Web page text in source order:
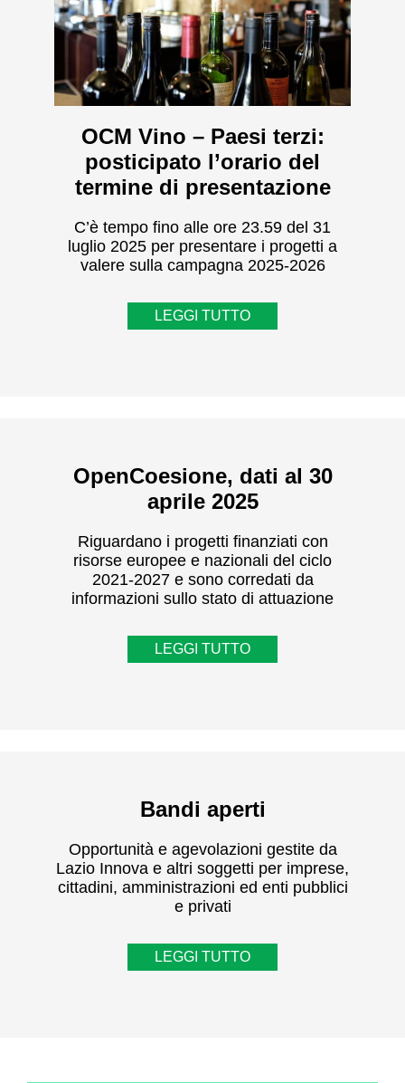
OCM Vino – Paesi terzi:
posticipato l’orario del
termine di presentazione
C’è tempo fino alle ore 23.59 del 31
luglio 2025 per presentare i progetti a
valere sulla campagna 2025-2026
LEGGI TUTTO
OpenCoesione, dati al 30
aprile 2025
Riguardano i progetti finanziati con
risorse europee e nazionali del ciclo
2021-2027 e sono corredati da
informazioni sullo stato di attuazione
LEGGI TUTTO
Bandi aperti
Opportunità e agevolazioni gestite da
Lazio Innova e altri soggetti per imprese,
cittadini, amministrazioni ed enti pubblici
e privati
LEGGI TUTTO